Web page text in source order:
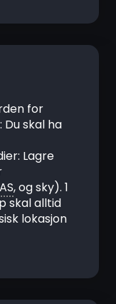
for
skal ha
Lagre
, og sky). 1
skal alltid
lokasjon